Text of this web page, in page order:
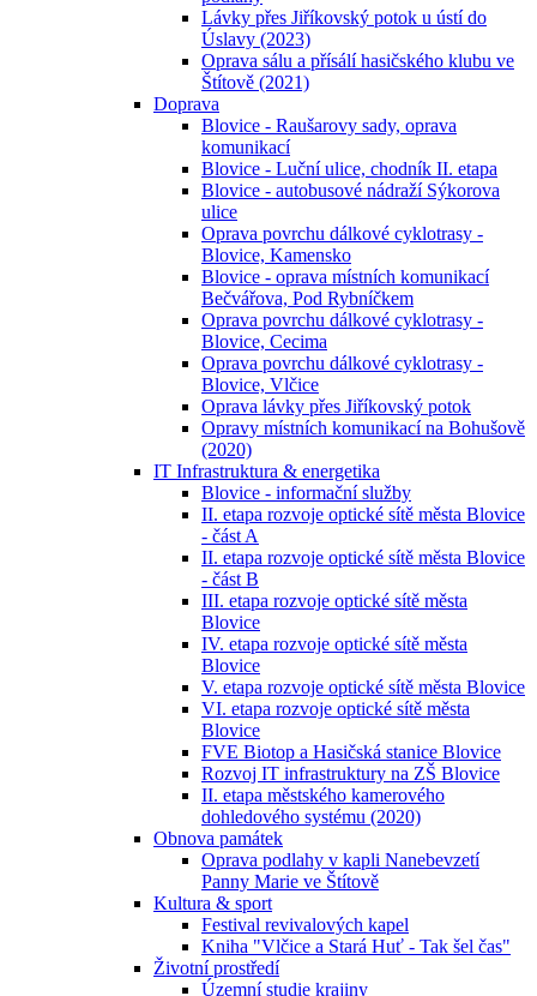
Lávky přes Jiříkovský potok u ústí do
Úslavy (2023)
Oprava sálu a přísálí hasičského klubu ve
Štítově (2021)
Doprava
Blovice - Raušarovy sady, oprava
komunikací
Blovice - Luční ulice, chodník II. etapa
Blovice - autobusové nádraží Sýkorova
ulice
Oprava povrchu dálkové cyklotrasy -
Blovice, Kamensko
Blovice - oprava místních komunikací
Bečvářova, Pod Rybníčkem
Oprava povrchu dálkové cyklotrasy -
Blovice, Cecima
Oprava povrchu dálkové cyklotrasy -
Blovice, Vlčice
Oprava lávky přes Jiříkovský potok
Opravy místních komunikací na Bohušově
(2020)
IT Infrastruktura & energetika
Blovice - informační služby
II. etapa rozvoje optické sítě města Blovice
- část A
II. etapa rozvoje optické sítě města Blovice
- část B
III. etapa rozvoje optické sítě města
Blovice
IV. etapa rozvoje optické sítě města
Blovice
V. etapa rozvoje optické sítě města Blovice
VI. etapa rozvoje optické sítě města
Blovice
FVE Biotop a Hasičská stanice Blovice
Rozvoj IT infrastruktury na ZŠ Blovice
II. etapa městského kamerového
dohledového systému (2020)
Obnova památek
Oprava podlahy v kapli Nanebevzetí
Panny Marie ve Štítově
Kultura & sport
Festival revivalových kapel
Kniha "Vlčice a Stará Huť - Tak šel čas"
Životní prostředí
Územní studie krajiny